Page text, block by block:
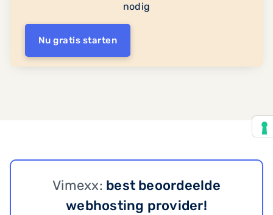
nodig
Nu gratis starten
Vimexx: best beoordeelde
webhosting provider!